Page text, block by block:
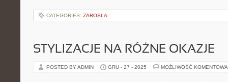
CATEGORIES: ZAROSLA
STYLIZACJE NA RÓŻNE OKAZJE
POSTED BY ADMIN GRU - 27 - 2025 MOŻLIWOŚĆ